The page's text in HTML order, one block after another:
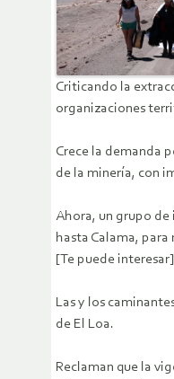
Criticando la
organizaciones
Crece la demanda
de la minería, con
Ahora, un grupo de
hasta Calama,
[Te puede
Las y los
de El Loa.
Reclaman que la